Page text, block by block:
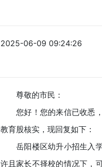
2025-06-09 09:24:26
尊敬的市民：
您好！您的来信已收悉，
教育股核实，现回复如下：
岳阳楼区幼升小招生入学
许且家长不择校的情况下，